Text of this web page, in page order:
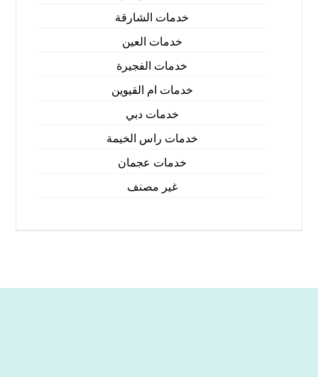
خدمات الشارقة
خدمات العين
خدمات الفجيرة
خدمات ام القيوين
خدمات دبي
خدمات راس الخيمة
خدمات عجمان
غير مصنف